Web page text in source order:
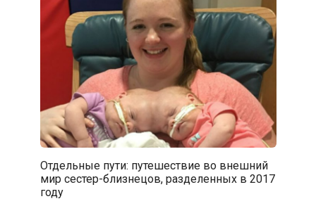
Отдельные пути: путешествие во внешний
мир сестер-близнецов, разделенных в 2017
году